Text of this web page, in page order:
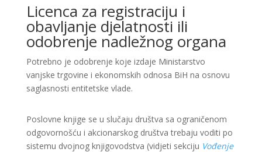
Licenca za registraciju i
obavljanje djelatnosti ili
odobrenje nadležnog organa
Potrebno je odobrenje koje izdaje Ministarstvo
vanjske trgovine i ekonomskih odnosa BiH na osnovu
saglasnosti entitetske vlade.
Poslovne knjige se u slučaju društva sa ograničenom
odgovornošću i akcionarskog društva trebaju voditi po
sistemu dvojnog knjigovodstva (vidjeti sekciju Vođenje